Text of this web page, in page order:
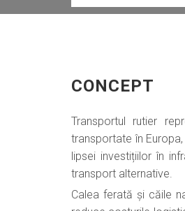
CONCEPT
Transportul rutier
transportate în
lipsei investițiilor în
transport alternative.
Calea ferată și căile